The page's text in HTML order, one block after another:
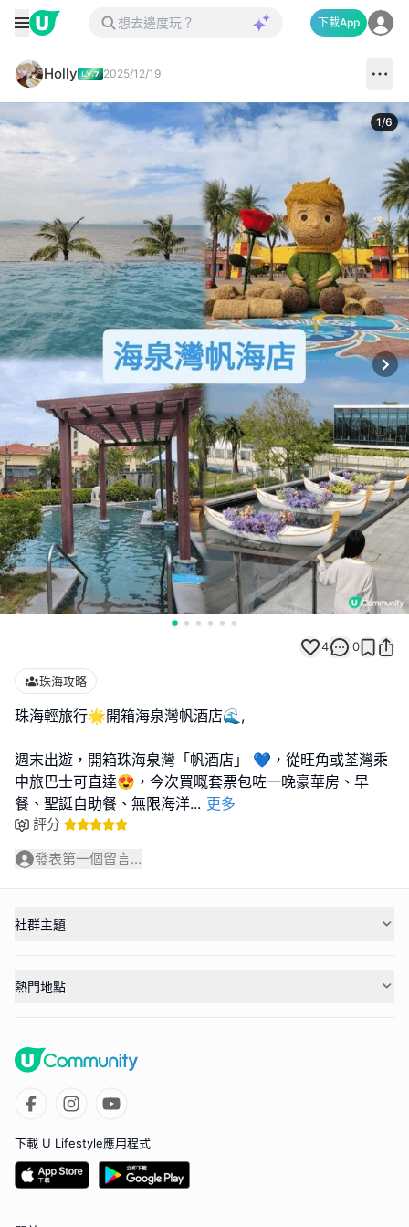
下載App
Holly 2025/12/19
1/6
4 0
珠海攻略
珠海輕旅行🌟開箱海泉灣帆酒店🌊,
週末出遊，開箱珠海泉灣「帆酒店」 💙，從旺角或荃灣乘
中旅巴士可直達😍，今次買嘅套票包咗一晚豪華房、早
餐、聖誕自助餐、無限海洋... 更多
評分
發表第一個留言...
社群主題
熱門地點
下載 U Lifestyle應用程式